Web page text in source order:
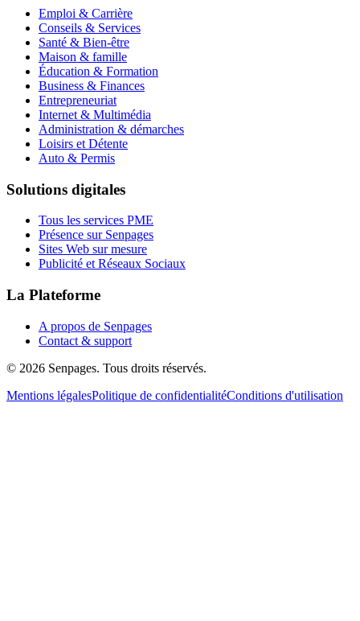
Emploi & Carrière
Conseils & Services
Santé & Bien-être
Maison & famille
Éducation & Formation
Business & Finances
Entrepreneuriat
Internet & Multimédia
Administration & démarches
Loisirs et Détente
Auto & Permis
Solutions digitales
Tous les services PME
Présence sur Senpages
Sites Web sur mesure
Publicité et Réseaux Sociaux
La Plateforme
A propos de Senpages
Contact & support
© 2026 Senpages. Tous droits réservés.
Mentions légalesPolitique de confidentialitéConditions d'utilisation